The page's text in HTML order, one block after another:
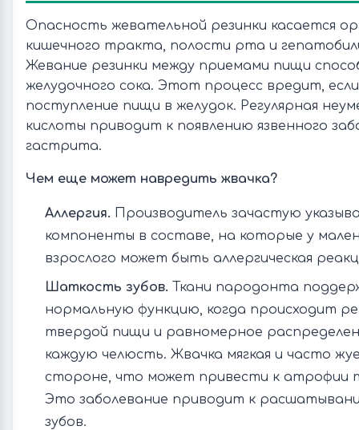
Опасность жевательной резинки касается
кишечного тракта, полости рта и
Жевание резинки между приемами пищи
желудочного сока. Этот процесс вредит,
поступление пищи в желудок. Регулярная
кислоты приводит к появлению язвенного
гастрита.
Чем еще может навредить жвачка?
Аллергия. Производитель зачастую
компоненты в составе, на которые у
взрослого может быть аллергическая
Шаткость зубов. Ткани пародонта
нормальную функцию, когда происходит
твердой пищи и равномерное
каждую челюсть. Жвачка мягкая и часто
стороне, что может привести к атрофии
Это заболевание приводит к
зубов.